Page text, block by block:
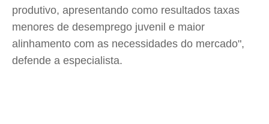
produtivo, apresentando como resultados taxas
menores de desemprego juvenil e maior
alinhamento com as necessidades do mercado",
defende a especialista.